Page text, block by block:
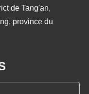
de Tang'an,
province du